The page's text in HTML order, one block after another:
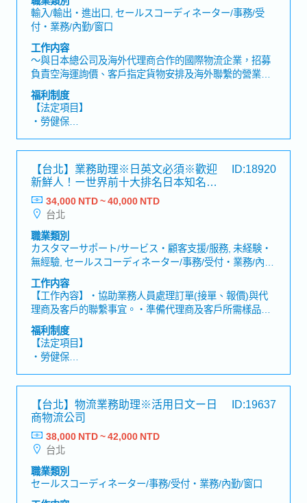
輸入/輸出・進出口, セールスコーディネーター/事務/受
付・業務/內勤/窗口
工作内容
～與日本總公司及海外代理商合作的國際物流企業，招募
負責空海運詢價、客戶指定貨物安排及海外聯繫的營業助
理～【工作內容】・協助業務人員及客戶經理處理日常業
務・處理客戶指定貨物及出貨相關作業・回覆既有客戶的
需求・處理空運及海運詢價、報價作業・以Email為主與海
外代理商進行聯繫及協調・建立及管理客戶信用額度・建
立及維護新客戶資料與相關紀錄・與公司內部相關部門聯
繫並確認作業進度【魅力】・可透過與海外代理商聯繫，
累積國際貿易及空海運實務知識。【產品／服務內容】・
國際物流服務・空運及海運服務・貨物運輸及進出口相關
服務
福利制度
【法定項目】
・勞健保
・各種休假（特別休假、婚假、喪假、生理假、產檢假、
陪產假、產假、育嬰假）
・退休金
【公司福利】
＜法定＞
※依照日本法律規定
・社會保險(健康保險、雇用保險、勞災保險、厚生年金保
險)
＜公司福利＞
・年終獎金
・業務津貼
・伙食津貼
・特別津貼
・員工旅遊
【台北】業務助理※日英文必須※歡迎
新鮮人！ー世界前十大排名日本知名連
接器大廠
ID:18920
34,000 NTD ~ 40,000 NTD
台北
職業類別
カスタマーサポート/サービス・顧客支援/服務, 未経験・
無經驗, セールスコーディネーター/事務/受付・業務/內
勤/窗口
工作内容
【工作內容】・協助業務人員處理訂單(接單、報價)與代
理商及客戶的聯繫事宜。・準備代理商及客戶所需樣品及
文件，電話及e-mail回覆並確認相關問題需求。・保持與
客戶、代理商及海外各據點間之聯繫，電話及e-mail回覆
並確認及調整交貨日期。・協助業務人員控管出貨，並處
理出貨相關文件作業。・負責追蹤工廠生產及協調出貨進
度，並隨時掌控進度。・協助業務人員處理銷售業務相關
作業。・其他主管及業務交辦事項。【組織人數】52名
福利制度
【法定項目】
・勞健保
・各種休假（特別休假、婚假、喪假、生理假、產檢假、
陪產假、產假、育嬰假）
・退休金
【公司福利】
・ 年度獎金 (夏季及冬季，2次/年) *視公司業績目標達成獎
金發放。職務類別，個人績效及整體業績達成情況，有所
不同。過往平均約2個月以上。
・完備的教育訓練制度 (公司內部教育訓練與外部專業機構
【台北】物流業務助理※活用日文ー日
商物流公司
ID:19637
38,000 NTD ~ 42,000 NTD
台北
職業類別
セールスコーディネーター/事務/受付・業務/內勤/窗口